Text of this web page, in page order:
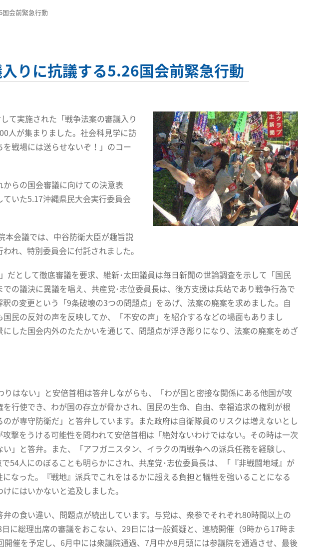
会前緊急行動
りに抗議する5.26国会前緊急行動
て実施された「戦争法案の審議入り
人が集まりました。社会科見学に訪
戦場には送らせないぞ！」のコー
らの国会審議に向けての決意表
いた5.17沖縄県民大会実行委員会
会議では、中谷防衛大臣が趣旨説
れ、特別委員会に付託されました。
だとして徹底審議を要求、維新･太田議員は毎日新聞の世論調査を示して「国民
の議決に異議を唱え、共産党･志位委員長は、後方支援は兵站であり戦争行為で
の変更という「9条破壊の3つの問題点」をあげ、法案の廃案を求めました。自
民の反対の声を反映してか、「不安の声」を紹介するなどの場面もありまし
した国会内外のたたかいを通じて、問題点が浮き彫りになり、法案の廃案をめざ
はない」と安倍首相は答弁しながらも、「わが国と密接な関係にある他国が攻
行使でき、わが国の存立が脅かされ、国民の生命、自由、幸福追求の権利が根
が専守防衛だ」と答弁しています。また政府は自衛隊員のリスクは増えないとし
撃をうける可能性を問われて安倍首相は「絶対ないわけではない。その時は一次
」と答弁。また、「アフガニスタン、イラクの両戦争への派兵任務を経験し、
54人にのぼることも明らかにされ、共産党･志位委員長は、「『非戦闘地域』が
なった。『戦地』派兵でこれをはるかに超える負担と犠牲を強いることになる
にはいかないと追及しました。
の食い違い、問題点が続出しています。与党は、衆参でそれぞれ80時間以上の
に総理出席の審議をおこない、29日には一般質疑と、連続開催（9時から17時ま
催を予定し、6月中には衆議院通過、7月中か8月頭には参議院を通過させ、最後